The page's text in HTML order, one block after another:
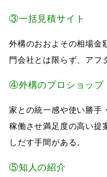
③一括見積サイト
外構のおおよその相場金
門会社とは限らず、アフ
④外構のプロショップ
家との統一感や使い勝手
稼働させ満足度の高い提
しだす手間がある。
⑤知人の紹介